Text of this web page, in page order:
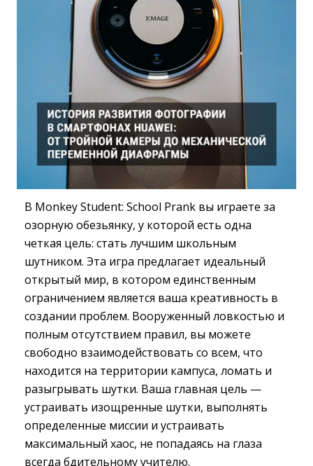
В Monkey Student: School Prank вы играете за
озорную обезьянку, у которой есть одна
четкая цель: стать лучшим школьным
шутником. Эта игра предлагает идеальный
открытый мир, в котором единственным
ограничением является ваша креативность в
создании проблем. Вооруженный ловкостью и
полным отсутствием правил, вы можете
свободно взаимодействовать со всем, что
находится на территории кампуса, ломать и
разыгрывать шутки. Ваша главная цель —
устраивать изощренные шутки, выполнять
определенные миссии и устраивать
максимальный хаос, не попадаясь на глаза
всегда бдительному учителю.